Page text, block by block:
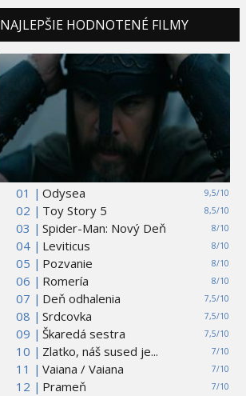
NAJLEPŠIE HODNOTENÉ FILMY
01 | 9,5/10
Odysea
02 |
8,5/10
Toy Story 5
03 |
8/10
Spider-Man: Nový Deň
04 |
8/10
Leviticus
05 |
8/10
Pozvanie
06 |
8/10
Romería
07 |
7,5/10
Deň odhalenia
08 |
7,5/10
Srdcovka
09 |
7,5/10
Škaredá sestra
10 |
7/10
Zlatko, náš sused je...
11 |
7/10
Vaiana / Vaiana
12 |
7/10
Prameň